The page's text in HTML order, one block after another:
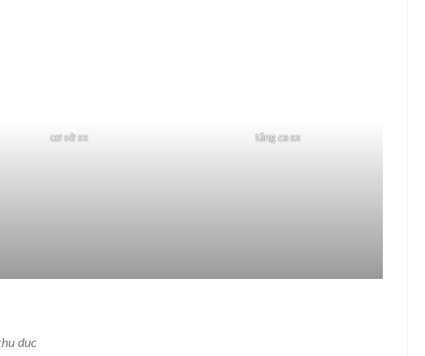
cơ sở sx tăng ca sx
duc